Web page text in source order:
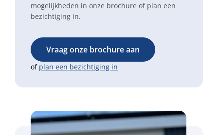
mogelijkheden in onze brochure of plan een
bezichtiging in.
Vraag onze brochure aan
of plan een bezichtiging in